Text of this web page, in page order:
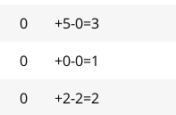
+5-0=3
0
+0-0=1
0
+2-2=2
0